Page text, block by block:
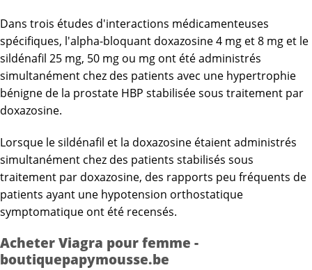
Dans trois études d'interactions médicamenteuses
spécifiques, l'alpha-bloquant doxazosine 4 mg et 8 mg et le
sildénafil 25 mg, 50 mg ou mg ont été administrés
simultanément chez des patients avec une hypertrophie
bénigne de la prostate HBP stabilisée sous traitement par
doxazosine.
Lorsque le sildénafil et la doxazosine étaient administrés
simultanément chez des patients stabilisés sous
traitement par doxazosine, des rapports peu fréquents de
patients ayant une hypotension orthostatique
symptomatique ont été recensés.
Acheter Viagra pour femme -
boutiquepapymousse.be